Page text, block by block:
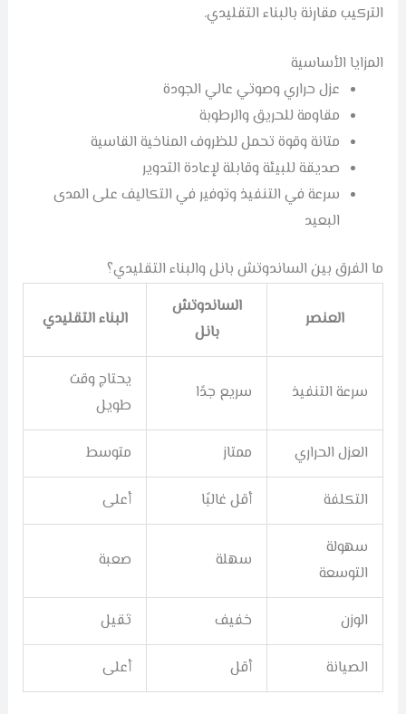
التركيب مقارنة بالبناء التقليدي.
المزايا الأساسية
عزل حراري وصوتي عالي الجودة
مقاومة للحريق والرطوبة
متانة وقوة تحمل للظروف المناخية القاسية
صديقة للبيئة وقابلة لإعادة التدوير
سرعة في التنفيذ وتوفير في التكاليف على المدى
البعيد
ما الفرق بين الساندوتش بانل والبناء التقليدي؟
العنصر
الساندوتش
بانل
البناء التقليدي
سرعة التنفيذ سريع جدًا
يحتاج وقت
طويل
العزل الحراري ممتاز متوسط
التكلفة أقل غالبًا أعلى
سهولة
التوسعة
سهلة صعبة
الوزن خفيف ثقيل
الصيانة أقل أعلى